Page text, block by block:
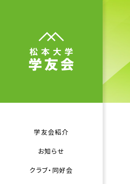
学友会紹介
お知らせ
クラブ・同好会